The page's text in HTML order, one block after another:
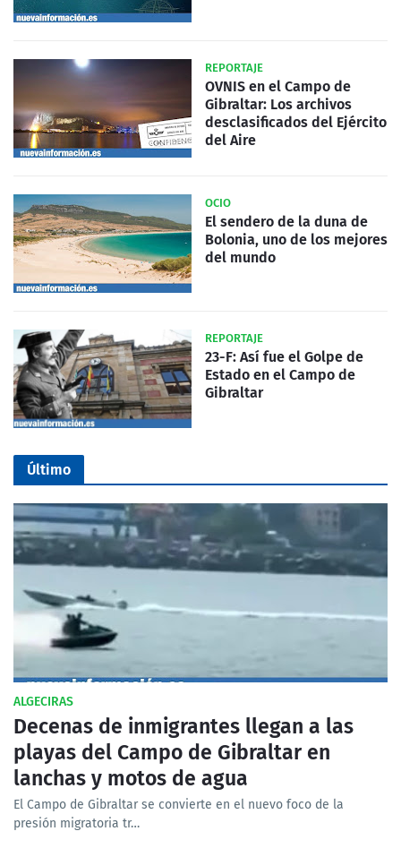
REPORTAJE
OVNIS en el Campo de
Gibraltar: Los archivos
desclasificados del Ejército
del Aire
OCIO
El sendero de la duna de
Bolonia, uno de los mejores
del mundo
REPORTAJE
23-F: Así fue el Golpe de
Estado en el Campo de
Gibraltar
Último
ALGECIRAS
Decenas de inmigrantes llegan a las
playas del Campo de Gibraltar en
lanchas y motos de agua
El Campo de Gibraltar se convierte en el nuevo foco de la
presión migratoria tr…